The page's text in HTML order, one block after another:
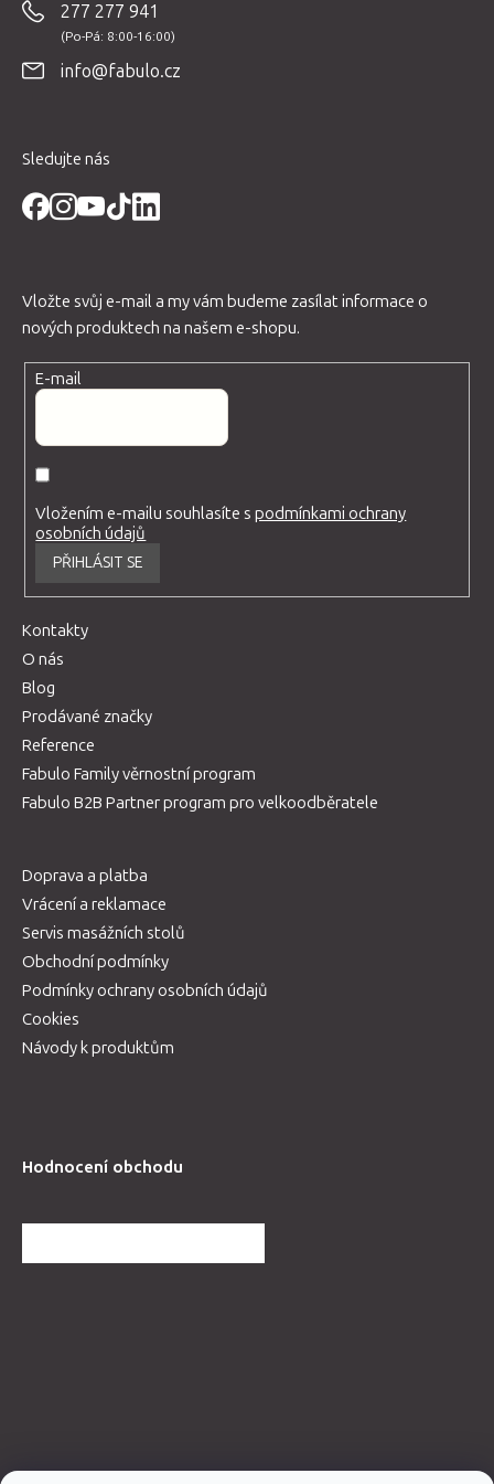
277 277 941
info@fabulo.cz
Sledujte nás
Vložte svůj e-mail a my vám budeme zasílat informace o
nových produktech na našem e-shopu.
E-mail
Vložením e-mailu souhlasíte spodmínkami ochrany
osobních údajů
PŘIHLÁSIT SE
Kontakty
O nás
Blog
Prodávané značky
Reference
Fabulo Family věrnostní program
Fabulo B2B Partner program pro velkoodběratele
Doprava a platba
Vrácení a reklamace
Servis masážních stolů
Obchodní podmínky
Podmínky ochrany osobních údajů
Cookies
Návody k produktům
Hodnocení obchodu